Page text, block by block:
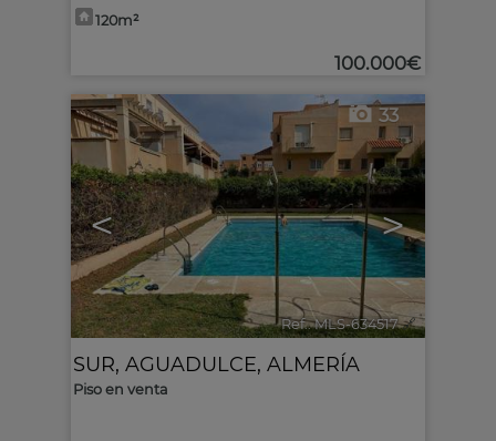
120m²
100.000€
< >
33
Ref.. MLS-634517 🔗
SUR, AGUADULCE, ALMERÍA
Piso en venta